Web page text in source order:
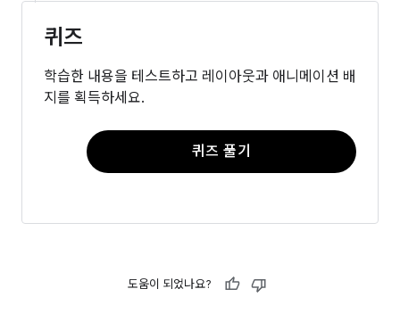
퀴즈
학습한 내용을 테스트하고 레이아웃과 애니메이션 배
지를 획득하세요.
퀴즈 풀기
도움이 되었나요?